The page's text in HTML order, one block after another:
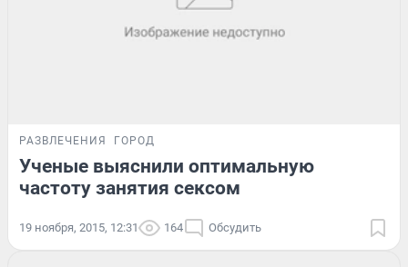
РАЗВЛЕЧЕНИЯ ГОРОД
Ученые выяснили оптимальную
частоту занятия сексом
19 ноября, 2015, 12:31 164 Обсудить